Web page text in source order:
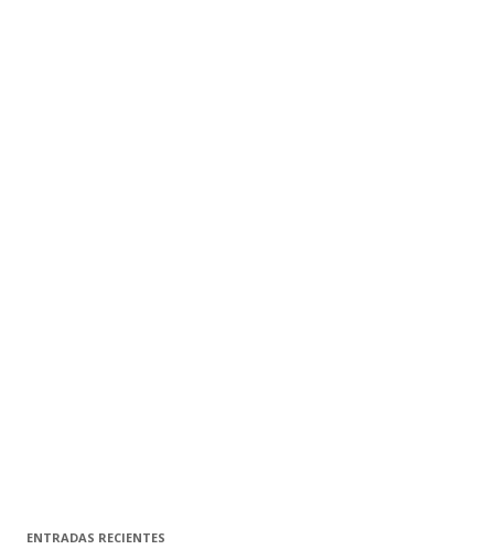
ENTRADAS RECIENTES